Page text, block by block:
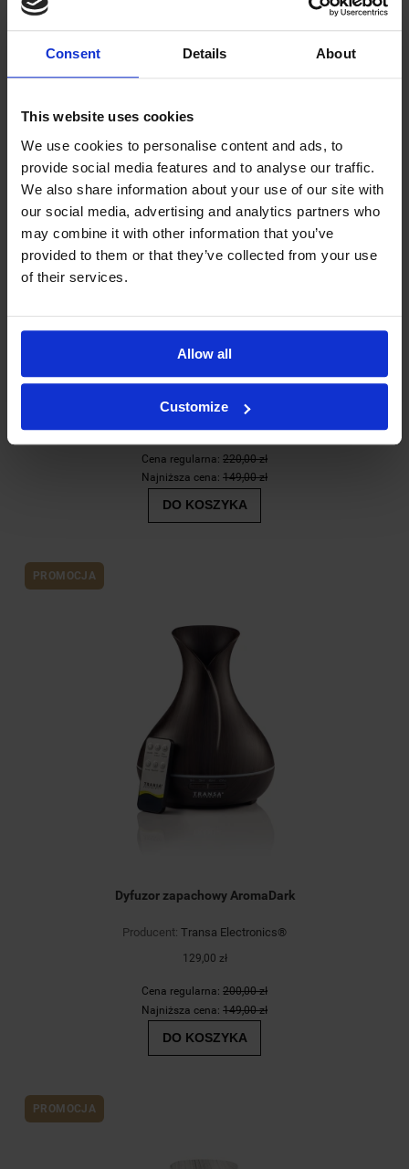
Consent Details About
This website uses cookies
We use cookies to personalise content and ads, to
provide social media features and to analyse our traffic.
We also share information about your use of our site with
our social media, advertising and analytics partners who
may combine it with other information that you’ve
provided to them or that they’ve collected from your use
of their services.
Allow all
Customize
Dyfuzor zapachowy AromaBrown
Producent: Transa Electronics®
Cena regularna: 220,00 zł
Najniższa cena: 149,00 zł
DO KOSZYKA
Dyfuzor zapachowy AromaDark
Producent: Transa Electronics®
129,00 zł
Cena regularna: 200,00 zł
Najniższa cena: 149,00 zł
DO KOSZYKA
PROMOCJA
PROMOCJA